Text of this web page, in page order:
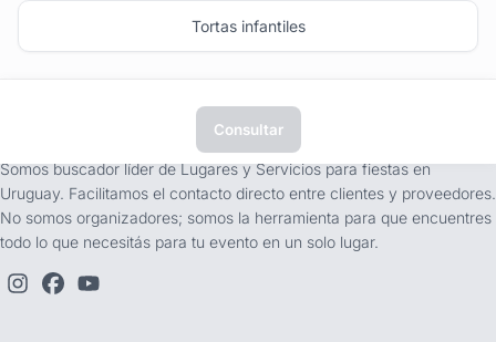
Tortas infantiles
Consultar
Somos buscador líder de Lugares y Servicios para fiestas en
Uruguay. Facilitamos el contacto directo entre clientes y proveedores.
No somos organizadores; somos la herramienta para que encuentres
todo lo que necesitás para tu evento en un solo lugar.